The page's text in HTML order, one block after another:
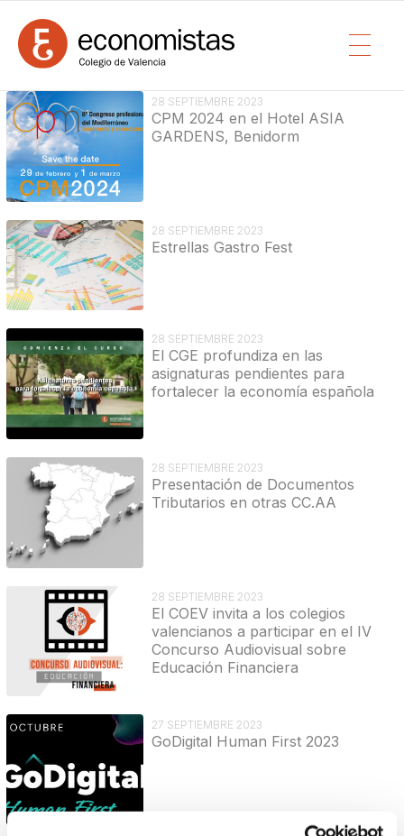
28 SEPTIEMBRE 2023
CPM 2024 en el Hotel ASIA
GARDENS, Benidorm
28 SEPTIEMBRE 2023
Estrellas Gastro Fest
28 SEPTIEMBRE 2023
El CGE profundiza en las
asignaturas pendientes para
fortalecer la economía española
28 SEPTIEMBRE 2023
Presentación de Documentos
Tributarios en otras CC.AA
28 SEPTIEMBRE 2023
El COEV invita a los colegios
valencianos a participar en el IV
Concurso Audiovisual sobre
Educación Financiera
27 SEPTIEMBRE 2023
GoDigital Human First 2023